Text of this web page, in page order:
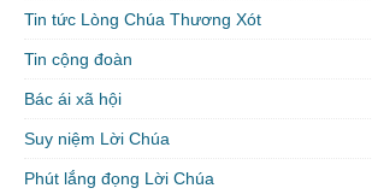
Tin tức Lòng Chúa Thương Xót
Tin cộng đoàn
Bác ái xã hội
Suy niệm Lời Chúa
Phút lắng đọng Lời Chúa